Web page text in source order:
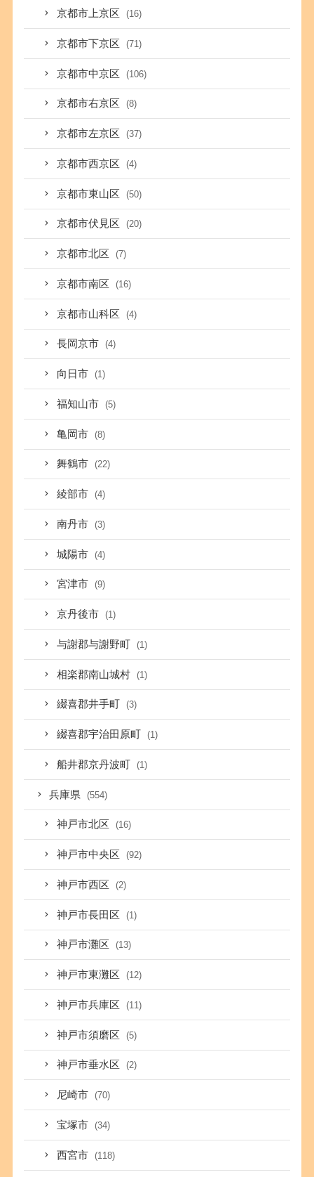
京都市上京区 (16)
京都市下京区 (71)
京都市中京区 (106)
京都市右京区 (8)
京都市左京区 (37)
京都市西京区 (4)
京都市東山区 (50)
京都市伏見区 (20)
京都市北区 (7)
京都市南区 (16)
京都市山科区 (4)
長岡京市 (4)
向日市 (1)
福知山市 (5)
亀岡市 (8)
舞鶴市 (22)
綾部市 (4)
南丹市 (3)
城陽市 (4)
宮津市 (9)
京丹後市 (1)
与謝郡与謝野町 (1)
相楽郡南山城村 (1)
綴喜郡井手町 (3)
綴喜郡宇治田原町 (1)
船井郡京丹波町 (1)
兵庫県 (554)
神戸市北区 (16)
神戸市中央区 (92)
神戸市西区 (2)
神戸市長田区 (1)
神戸市灘区 (13)
神戸市東灘区 (12)
神戸市兵庫区 (11)
神戸市須磨区 (5)
神戸市垂水区 (2)
尼崎市 (70)
宝塚市 (34)
西宮市 (118)